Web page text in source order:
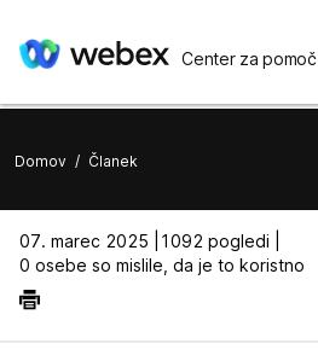
Center za pomoč
Domov / Članek
07. marec 2025 |
1092 pogledi |
0 osebe so mislile, da je to koristno